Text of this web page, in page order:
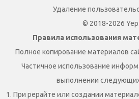
Удаление
© 2018-2026
Правила использования
Полное копирование материалов
Частичное использование
выполнении
1. При рерайте или создании